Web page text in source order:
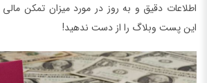
اطلاعات دقیق و به روز در مورد میزان تمکن مالی
این پست وبلاگ را از دست ندهید!